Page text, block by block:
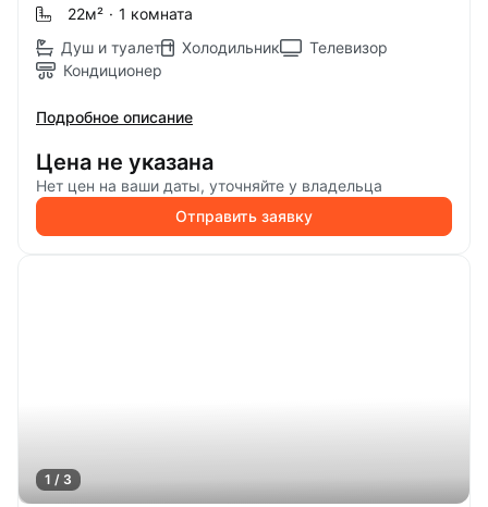
22м² · 1 комната
Душ и туалет
Холодильник
Телевизор
Кондиционер
Подробное описание
Цена не указана
Нет цен на ваши даты, уточняйте у владельца
Отправить заявку
1 / 3